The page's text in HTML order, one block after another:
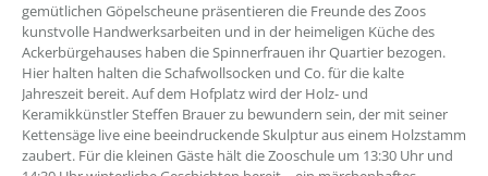
gemütlichen Göpelscheune präsentieren die Freunde des Zoos
kunstvolle Handwerksarbeiten und in der heimeligen Küche des
Ackerbürgehauses haben die Spinnerfrauen ihr Quartier bezogen.
Hier halten halten die Schafwollsocken und Co. für die kalte
Jahreszeit bereit. Auf dem Hofplatz wird der Holz- und
Keramikkünstler Steffen Brauer zu bewundern sein, der mit seiner
Kettensäge live eine beeindruckende Skulptur aus einem Holzstamm
zaubert. Für die kleinen Gäste hält die Zooschule um 13:30 Uhr und